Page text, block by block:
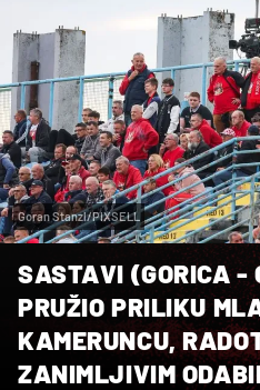
Goran Stanzl/PIXSELL
SASTAVI (GORICA
PRUŽIO PRILIKU
KAMERUNCU,
ZANIMLJIVIM